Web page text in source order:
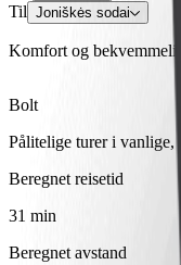
Til Joniškės sodai
Komfort og
Bolt
Pålitelige turer i vanlige,
Beregnet reisetid
31 min
Beregnet avstand